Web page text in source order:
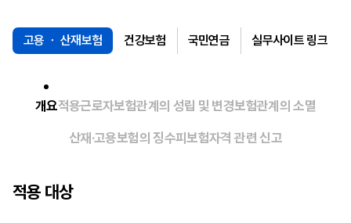
고용 ㆍ 산재보험 건강보험 국민연금 실무사이트 링크
개요적용근로자보험관계의 성립 및 변경보험관계의 소멸
산재·고용보험의 징수피보험자격 관련 신고
적용 대상